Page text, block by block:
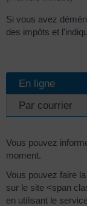
Si vous avez
des impôts et
En ligne
Par courrier
Vous pouvez
moment.
Vous pouvez faire
sur le site <span
en utilisant le